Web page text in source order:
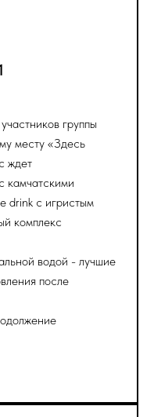
группы
месту «Здесь
ждет
камчатскими
drink с игристым
комплекс
водой - лучшие
после